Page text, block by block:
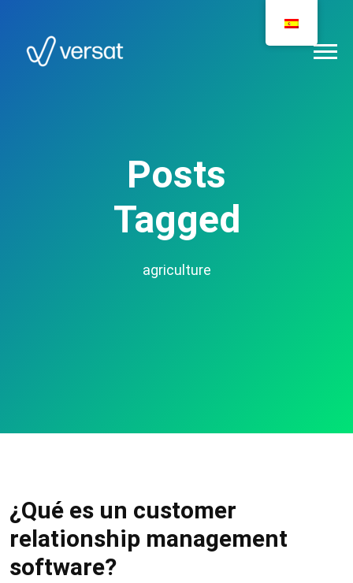
Posts
Tagged
agriculture
¿Qué es un customer
relationship management
software?